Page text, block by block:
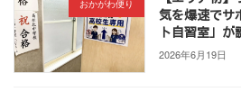
おかがわ便り
気を爆速でサ
ト自習室」が
2026年6月19日